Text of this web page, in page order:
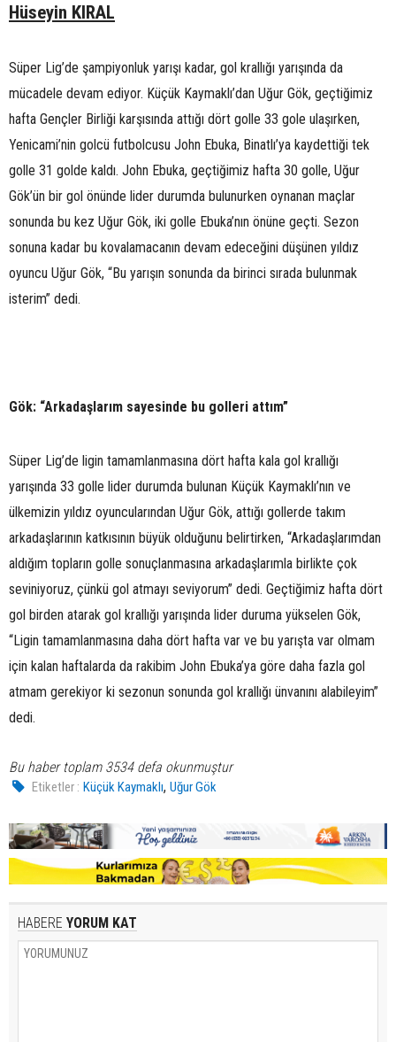
Hüseyin KIRAL
Süper Lig’de şampiyonluk yarışı kadar, gol krallığı yarışında da
mücadele devam ediyor. Küçük Kaymaklı’dan Uğur Gök, geçtiğimiz
hafta Gençler Birliği karşısında attığı dört golle 33 gole ulaşırken,
Yenicami’nin golcü futbolcusu John Ebuka, Binatlı’ya kaydettiği tek
golle 31 golde kaldı. John Ebuka, geçtiğimiz hafta 30 golle, Uğur
Gök’ün bir gol önünde lider durumda bulunurken oynanan maçlar
sonunda bu kez Uğur Gök, iki golle Ebuka’nın önüne geçti. Sezon
sonuna kadar bu kovalamacanın devam edeceğini düşünen yıldız
oyuncu Uğur Gök, “Bu yarışın sonunda da birinci sırada bulunmak
isterim” dedi.
Gök: “Arkadaşlarım sayesinde bu golleri attım”
Süper Lig’de ligin tamamlanmasına dört hafta kala gol krallığı
yarışında 33 golle lider durumda bulunan Küçük Kaymaklı’nın ve
ülkemizin yıldız oyuncularından Uğur Gök, attığı gollerde takım
arkadaşlarının katkısının büyük olduğunu belirtirken, “Arkadaşlarımdan
aldığım topların golle sonuçlanmasına arkadaşlarımla birlikte çok
seviniyoruz, çünkü gol atmayı seviyorum” dedi. Geçtiğimiz hafta dört
gol birden atarak gol krallığı yarışında lider duruma yükselen Gök,
“Ligin tamamlanmasına daha dört hafta var ve bu yarışta var olmam
için kalan haftalarda da rakibim John Ebuka’ya göre daha fazla gol
atmam gerekiyor ki sezonun sonunda gol krallığı ünvanını alabileyim”
dedi.
Bu haber toplam 3534 defa okunmuştur
Etiketler : Küçük Kaymaklı,Uğur Gök
HABERE YORUM KAT